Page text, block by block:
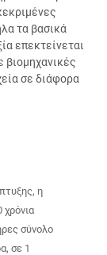
τα βασικά
επεκτείνεται
βιομηχανικές
σε διάφορα
η
σύνολο
σε 1